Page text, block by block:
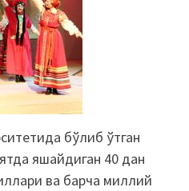
бўлиб ўтган
яшайдиган 40 дан
ва барча миллий